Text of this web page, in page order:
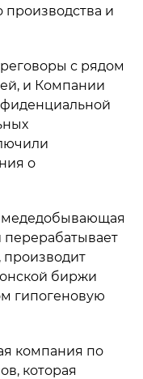
и
с рядом
и Компании
о
медедобывающая
перерабатывает
биржи
гипогеновую
компания по
которая